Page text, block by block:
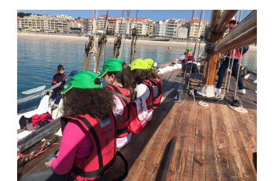
de "Vendedor del Año de Galicia" al gallego José
Vicente Santoro.